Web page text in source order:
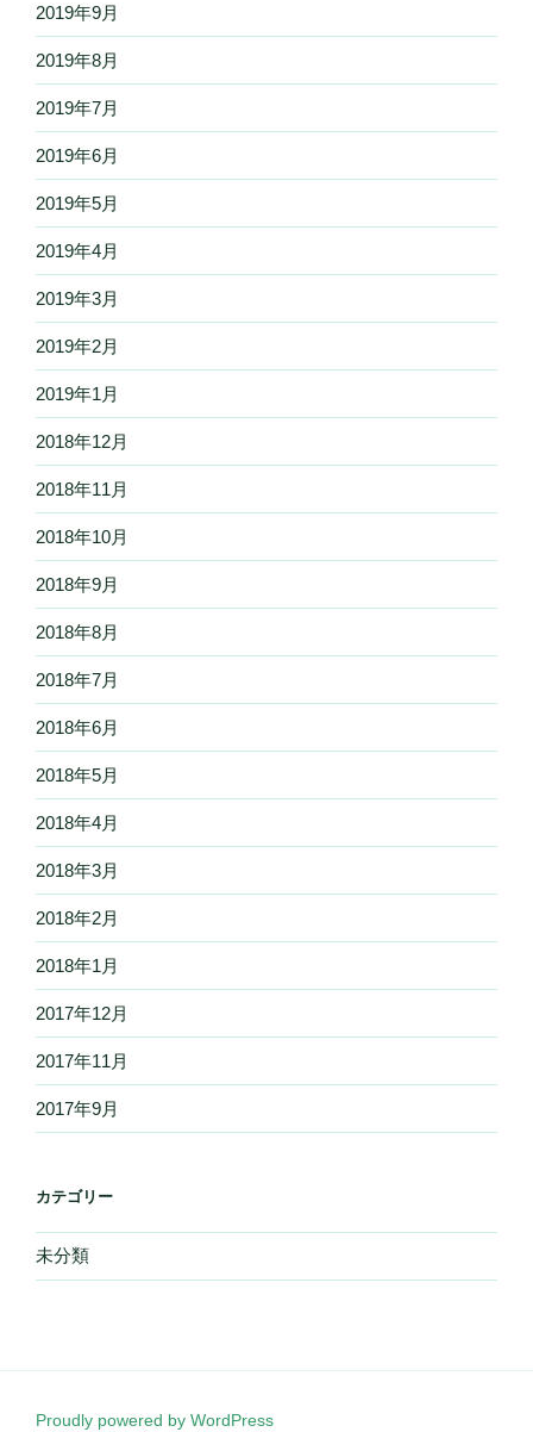
2019年9月
2019年8月
2019年7月
2019年6月
2019年5月
2019年4月
2019年3月
2019年2月
2019年1月
2018年12月
2018年11月
2018年10月
2018年9月
2018年8月
2018年7月
2018年6月
2018年5月
2018年4月
2018年3月
2018年2月
2018年1月
2017年12月
2017年11月
2017年9月
カテゴリー
未分類
Proudly powered by WordPress